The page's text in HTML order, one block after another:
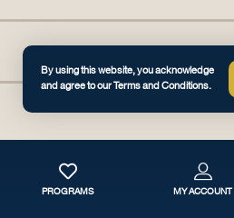
PROGRAMS MY ACCOUNT
By using this website, you acknowledge
and agree to our Terms and Conditions.